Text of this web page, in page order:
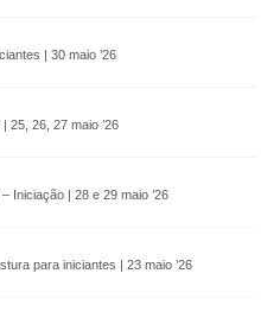
| 30 maio ’26
25, 26, 27 maio ’26
Iniciação | 28 e 29 maio ’26
para iniciantes | 23 maio ’26